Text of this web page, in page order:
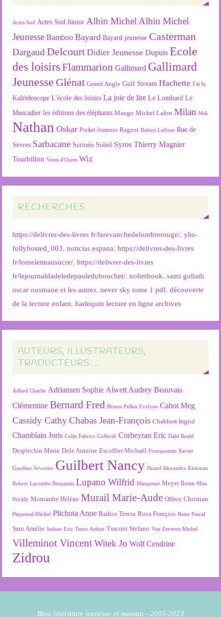
Actes Sud Actes Sud Junior Albin Michel Albin Michel
Jeunesse Bamboo Bayard Bayard jeunesse Casterman
Dargaud Delcourt Didier Jeunesse Dupuis Ecole
des loisirsFlammarion Gallimard Gallimard
Jeunesse Glénat Grand Angle Gulf Stream Hachette J'ai lu
Kaléidoscope L'école des loisirs La joie de lire Le Lombard Le
Muscadier les éditions des éléphants Mango Michel Lafon Milan Msk
Nathan Oskar Pocket Jeunesse Rageot Robert Laffont Rue de
Sèvres Sarbacane Scrinéo Soleil Syros Thierry Magnier
Tourbillon Vents d'Ouest Wiz
RECHERCHES
https://delivrer-des-livres fr/larevanchedelombrerouge/,yhs-
fullyhosted_003,noticias espana,https://delivrer-des-livres
fr/lomeletteausucre/,https://delivrer-des-livres
fr/lejournaldadeledepauledubouchet/,nolimbook,sami goliath
oscar ousmane et les autres,never sky tome 1 pdf,découverte
de la lecture enfant,harlequin lecture en ligne archives
AUTEURS, ILLUSTRATEURS,
TRADUCTEURS….
Adlard Charlie Adriansen Sophie Alwett Audrey Beauvais
Clémentine Bernard Fred Brisou-Pellen Evelyne Cabot Meg
Cassidy Cathy Chabas Jean-François Chabbert Ingrid
Chamblain Joris Colin Fabrice Collectif Corbeyran Eric Dahl Roald
Desplechin Marie Dole Antoine Escoffier Michaël Fourquemin Xavier
Gauthier Séverine Guilbert Nancy Huard Alexandra Kirkman
Robert Lacombe Benjamin Lupano Wilfrid Maupomé Meyer Ilona Miss
Prickly Montardre Hélène Murail Marie-Aude Offroy Christian
Piquemal Michel Plichota Anne Radice Teresa Roca François Ruter Pascal
Sarn Amélie Stalner Eric Tenor Arthur Turconi Stefano Van Zeveren Michel
Villeminot Vincent Witek Jo Wolf Cendrine
Zidrou
Blog littérature jeunesse et maman - 2005-2023